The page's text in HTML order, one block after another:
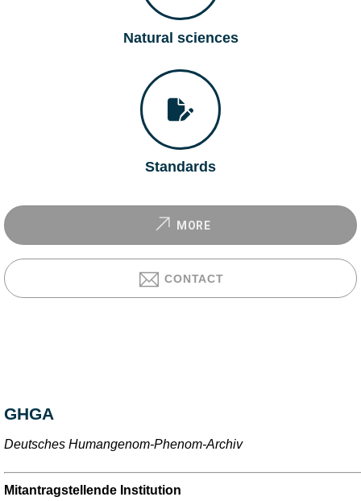
Natural sciences
Standards
MORE
CONTACT
GHGA
Deutsches Humangenom-Phenom-Archiv
Mitantragstellende Institution